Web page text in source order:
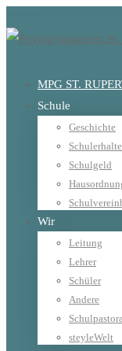
MPG ST.
Schule
Geschichte
Schulgeld
Wir
Leitung
Lehrer
Schüler
Andere
steyleWelt